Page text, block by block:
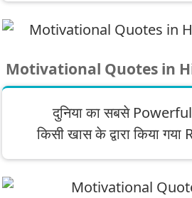
Motivational Quotes in
दुनिया का सबसे
किसी खास के द्वारा किया